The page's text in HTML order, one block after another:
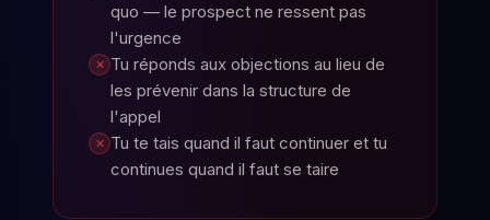
quo — le prospect ne ressent pas
l'urgence
✕ Tu réponds aux objections au lieu de
les prévenir dans la structure de
l'appel
✕ Tu te tais quand il faut continuer et tu
continues quand il faut se taire